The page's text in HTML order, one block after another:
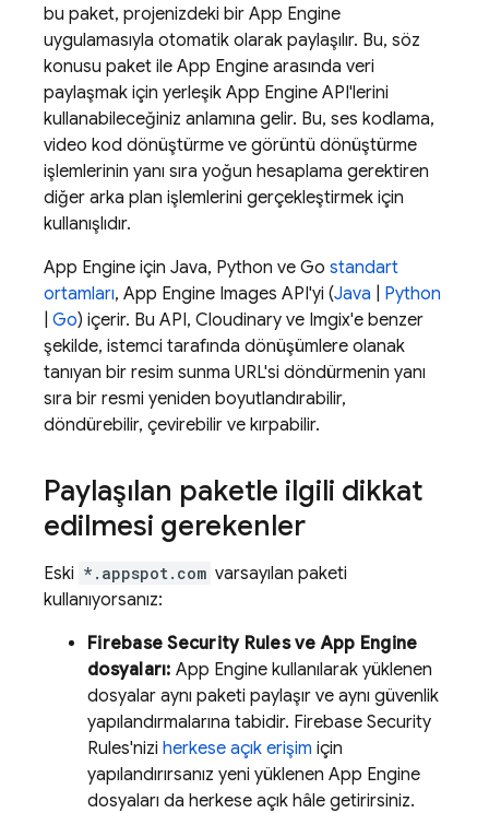
bu paket, projenizdeki bir App Engine
uygulamasıyla otomatik olarak paylaşılır. Bu, söz
konusu paket ile App Engine arasında veri
paylaşmak için yerleşik App Engine API'lerini
kullanabileceğiniz anlamına gelir. Bu, ses kodlama,
video kod dönüştürme ve görüntü dönüştürme
işlemlerinin yanı sıra yoğun hesaplama gerektiren
diğer arka plan işlemlerini gerçekleştirmek için
kullanışlıdır.
App Engine için Java, Python ve Go standart
ortamları, App Engine Images API'yi (Java
Python
Go) içerir. Bu API, Cloudinary ve Imgix'e benzer
şekilde, istemci tarafında dönüşümlere olanak
tanıyan bir resim sunma URL'si döndürmenin yanı
sıra bir resmi yeniden boyutlandırabilir,
döndürebilir, çevirebilir ve kırpabilir.
Paylaşılan paketle ilgili dikkat
edilmesi gerekenler
Eski *.appspot.com varsayılan paketi
kullanıyorsanız:
Firebase Security RulesveApp Engine
dosyaları: App Enginekullanılarak yüklenen
dosyalar aynı paketi paylaşır ve aynı güvenlik
yapılandırmalarına tabidir. Firebase Security
Rules'nizi herkese açık erişim için
yapılandırırsanız yeni yüklenen App Engine
dosyaları da herkese açık hâle getirirsiniz.